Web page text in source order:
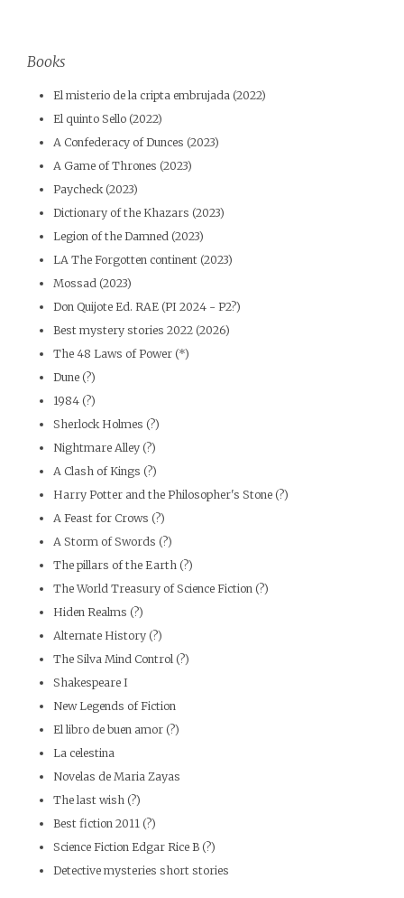
Books
El misterio de la cripta embrujada (2022)
El quinto Sello (2022)
A Confederacy of Dunces (2023)
A Game of Thrones (2023)
Paycheck (2023)
Dictionary of the Khazars (2023)
Legion of the Damned (2023)
LA The Forgotten continent (2023)
Mossad (2023)
Don Quijote Ed. RAE (PI 2024 - P2?)
Best mystery stories 2022 (2026)
The 48 Laws of Power (*)
Dune (?)
1984 (?)
Sherlock Holmes (?)
Nightmare Alley (?)
A Clash of Kings (?)
Harry Potter and the Philosopher's Stone (?)
A Feast for Crows (?)
A Storm of Swords (?)
The pillars of the Earth (?)
The World Treasury of Science Fiction (?)
Hiden Realms (?)
Alternate History (?)
The Silva Mind Control (?)
Shakespeare I
New Legends of Fiction
El libro de buen amor (?)
La celestina
Novelas de Maria Zayas
The last wish (?)
Best fiction 2011 (?)
Science Fiction Edgar Rice B (?)
Detective mysteries short stories